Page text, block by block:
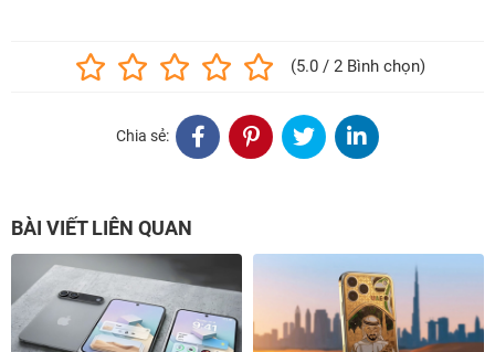
(5.0 / 2 Bình chọn)
Chia sẻ:
BÀI VIẾT LIÊN QUAN